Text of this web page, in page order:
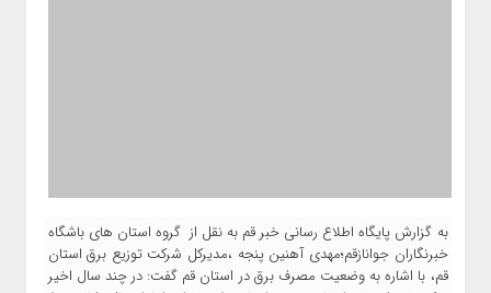
به گزارش پایگاه اطلاع رسانی خبر قم به نقل از گروه استان های باشگاه
خبرنگاران جوانازقم؛مهدی آهنین پنجه ،مدیرکل شرکت توزیع برق استان
قم، با اشاره به وضعیت مصرف برق در استان قم گفت: در چند سال اخیر